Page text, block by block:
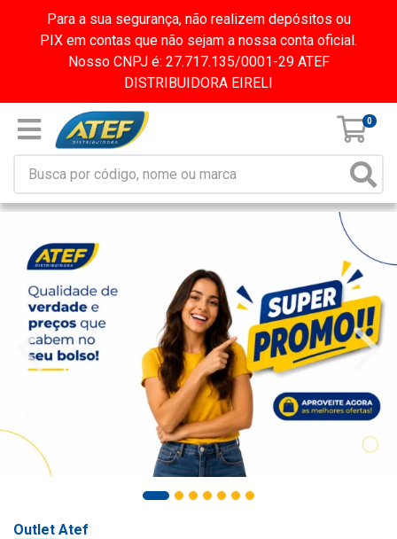
Para a sua segurança, não realizem depósitos ou
PIX em contas que não sejam a nossa conta oficial.
Nosso CNPJ é: 27.717.135/0001-29 ATEF
DISTRIBUIDORA EIRELI
0
Outlet Atef